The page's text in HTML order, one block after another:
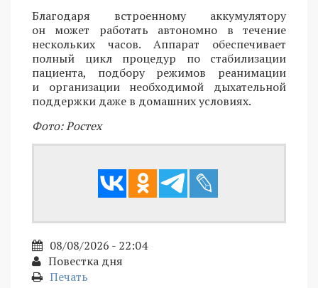
Благодаря встроенному аккумулятору
он может работать автономно в течение
нескольких часов. Аппарат обеспечивает
полный цикл процедур по стабилизации
пациента, подбору режимов реанимации
и организации необходимой дыхательной
поддержки даже в домашних условиях.
Фото: Ростех
08/08/2026 - 22:04
Повестка дня
Печать